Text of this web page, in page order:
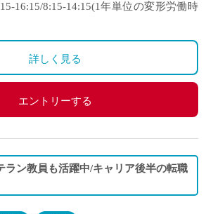
実績：年間4.7ヶ月＋260,000円)
済、雇用保険、労災保険
16:15/8:15-14:15(1年単位の変形労働時
日、祝日、その他学校スケジュールによ
詳しく見る
エントリーする
ラン教員も活躍中/キャリア後半の転職